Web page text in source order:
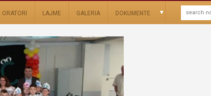
ORATORI LAJME GALERIA DOKUMENTE ▼